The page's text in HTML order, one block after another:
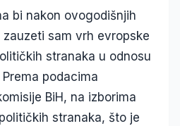
bi nakon ovogodišnjih
sam vrh evropske
stranaka u odnosu
podacima
BiH, na izborima
stranaka, što je